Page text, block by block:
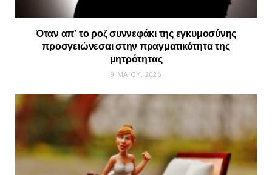
Όταν απ’ το ροζ συννεφάκι της εγκυμοσύνης
προσγειώνεσαι στην πραγματικότητα της
μητρότητας
9 ΜΑΪ́ΟΥ, 2026